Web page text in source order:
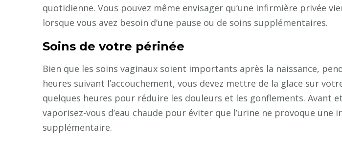
quotidienne. Vous pouvez même envisager qu’une infirmière privée
lorsque vous avez besoin d’une pause ou de soins supplémentaires.
Soins de votre périnée
Bien que les soins vaginaux soient importants après la naissance,
heures suivant l’accouchement, vous devez mettre de la glace sur
quelques heures pour réduire les douleurs et les gonflements. Avant
vaporisez-vous d’eau chaude pour éviter que l’urine ne provoque une
supplémentaire.